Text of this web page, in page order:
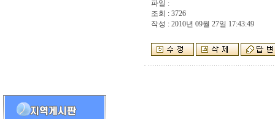
파일 :
조회 : 3726
작성 : 2010년 09월 27일 17:43:49